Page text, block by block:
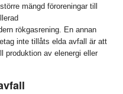
mängd föroreningar till
rökgasrening. En annan
inte tillåts elda avfall är att
produktion av elenergi eller